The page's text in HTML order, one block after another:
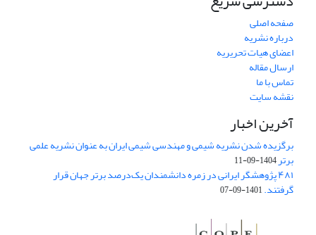
صفحه اصلی
درباره نشریه
اعضای هیات تحریریه
ارسال مقاله
تماس با ما
نقشه سایت
آخرین اخبار
برگزیده شدن نشریه شیمی و مهندسی شیمی ایران به عنوان نشریه علمی
برتر1404-09-11
۴۸۱ پژوهشگر ایرانی در زمره دانشمندان یک‌درصد برتر جهان قرار
گرفتند.1401-09-07